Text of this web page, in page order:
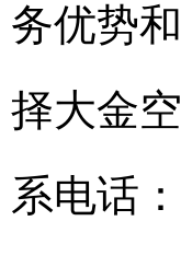
务优势
择大金
系电话